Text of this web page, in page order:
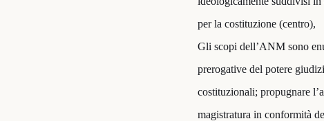
per la costituzione (centro),
Gli scopi dell’ANM sono
prerogative del potere
costituzionali; propugnare
magistratura in conformità